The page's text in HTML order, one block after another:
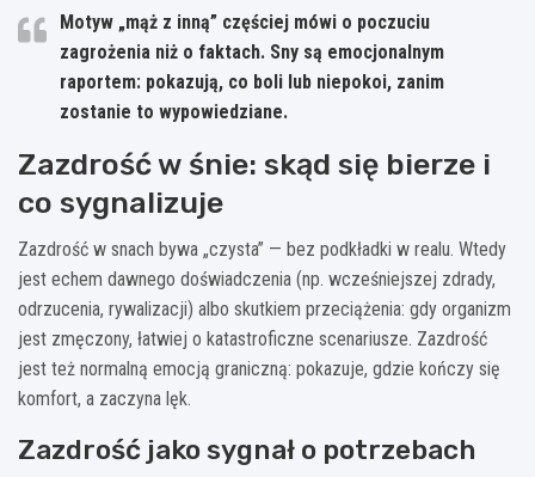
Motyw „mąż z inną” częściej mówi o poczuciu
zagrożenia niż o faktach. Sny są emocjonalnym
raportem: pokazują, co boli lub niepokoi, zanim
zostanie to wypowiedziane.
Zazdrość w śnie: skąd się bierze i
co sygnalizuje
Zazdrość w snach bywa „czysta” — bez podkładki w realu. Wtedy
jest echem dawnego doświadczenia (np. wcześniejszej zdrady,
odrzucenia, rywalizacji) albo skutkiem przeciążenia: gdy organizm
jest zmęczony, łatwiej o katastroficzne scenariusze. Zazdrość
jest też normalną emocją graniczną: pokazuje, gdzie kończy się
komfort, a zaczyna lęk.
Zazdrość jako sygnał o potrzebach